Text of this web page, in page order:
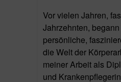
Vor vielen Jahren,
Jahrzehnten,
persönliche,
die Welt der
meiner Arbeit als
und